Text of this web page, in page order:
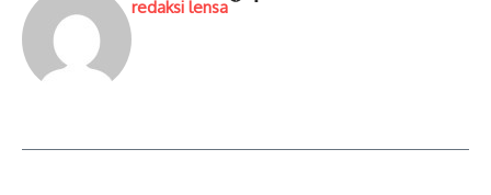
redaksi lensa